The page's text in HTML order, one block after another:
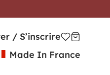
/ S’inscrire
Made In France